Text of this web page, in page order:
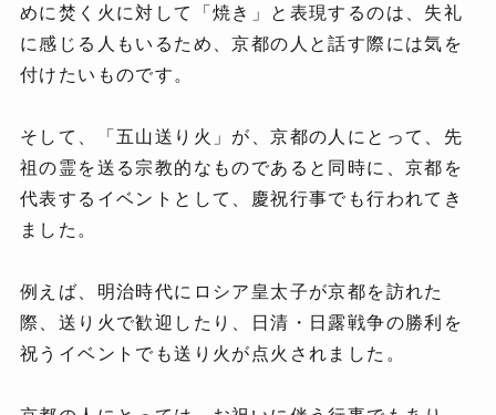
めに焚く火に対して「焼き」と表現するのは、失礼
に感じる人もいるため、京都の人と話す際には気を
付けたいものです。
そして、「五山送り火」が、京都の人にとって、先
祖の霊を送る宗教的なものであると同時に、京都を
代表するイベントとして、慶祝行事でも行われてき
ました。
例えば、明治時代にロシア皇太子が京都を訪れた
際、送り火で歓迎したり、日清・日露戦争の勝利を
祝うイベントでも送り火が点火されました。